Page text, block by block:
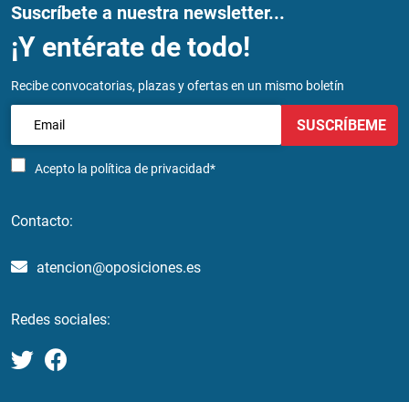
Suscríbete a nuestra newsletter...
¡Y entérate de todo!
Recibe convocatorias, plazas y ofertas en un mismo boletín
Acepto la política de privacidad*
SUSCRÍBEME
Contacto:
atencion@oposiciones.es
Redes sociales: